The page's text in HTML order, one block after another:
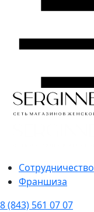
Сотрудничество
Франшиза
8 (843) 561 07 07